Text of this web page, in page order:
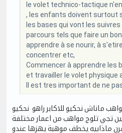
le volet technico-tactique
, les enfants doivent surtout
les bases qui vont les
parcours tels que faire un
apprendre à se nourir, à
concentrer etc,
Commencer à apprendre les
et travailler le volet physique
Il est tres important de ne
ماناش نحكيو للاكابر راهو نحكيو
تجي تلوج مواهب من اعمار مختلفة
ماذابيه يخطف موهبة يهزها عندو